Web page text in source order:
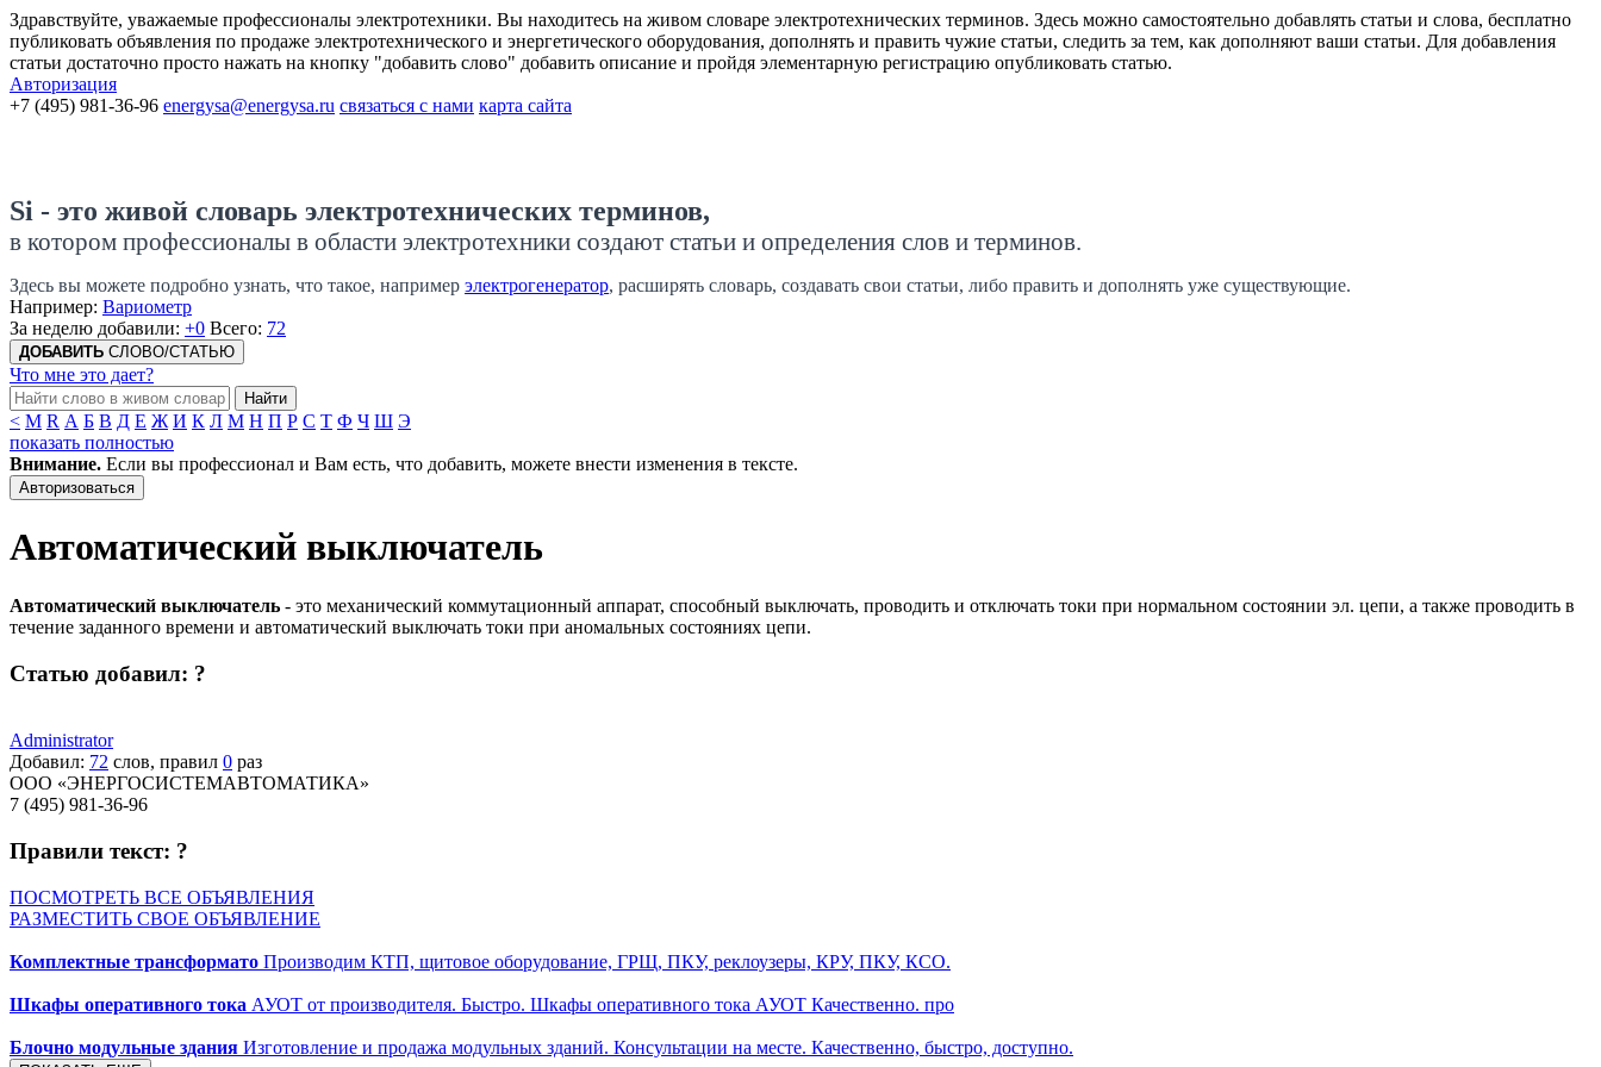
Здравствуйте, уважаемые профессионалы электротехники. Вы находитесь на живом словаре электротехнических терминов. Здесь можно самостоятельно добавлять статьи и слова, бесплатно
публиковать объявления по продаже электротехнического и энергетического оборудования, дополнять и править чужие статьи, следить за тем, как дополняют ваши статьи. Для добавления
статьи достаточно просто нажать на кнопку "добавить слово" добавить описание и пройдя элементарную регистрацию опубликовать статью.
Авторизация
+7 (495) 981-36-96 energysa@energysa.ru связаться с нами карта сайта
Si - это живой словарь электротехнических терминов,
в котором профессионалы в области электротехники создают статьи и определения слов и терминов.
Здесь вы можете подробно узнать, что такое, например электрогенератор, расширять словарь, создавать свои статьи, либо править и дополнять уже существующие.
Например: Вариометр
За неделю добавили: +0 Всего: 72
ДОБАВИТЬ СЛОВО/СТАТЬЮ
Что мне это дает?
Найти
< M R А Б В Д Е Ж И К Л М Н П Р С Т Ф Ч Ш Э
показать полностью
Внимание. Если вы профессионал и Вам есть, что добавить, можете внести изменения в тексте.
Авторизоваться
Автоматический выключатель
Автоматический выключатель - это механический коммутационный аппарат, способный выключать, проводить и отключать токи при нормальном состоянии эл. цепи, а также проводить в
течение заданного времени и автоматический выключать токи при аномальных состояниях цепи.
Статью добавил: ?
Administrator
Добавил: 72 слов, правил 0 раз
ООО «ЭНЕРГОСИСТЕМАВТОМАТИКА»
7 (495) 981-36-96
Правили текст: ?
ПОСМОТРЕТЬ ВСЕ ОБЪЯВЛЕНИЯ
РАЗМЕСТИТЬ СВОЕ ОБЪЯВЛЕНИЕ
Комплектные трансформато Производим КТП, щитовое оборудование, ГРЩ, ПКУ, реклоузеры, КРУ, ПКУ, КСО.
Шкафы оперативного тока АУОТ от производителя. Быстро. Шкафы оперативного тока АУОТ Качественно. про
Блочно модульные здания Изготовление и продажа модульных зданий. Консультации на месте. Качественно, быстро, доступно.